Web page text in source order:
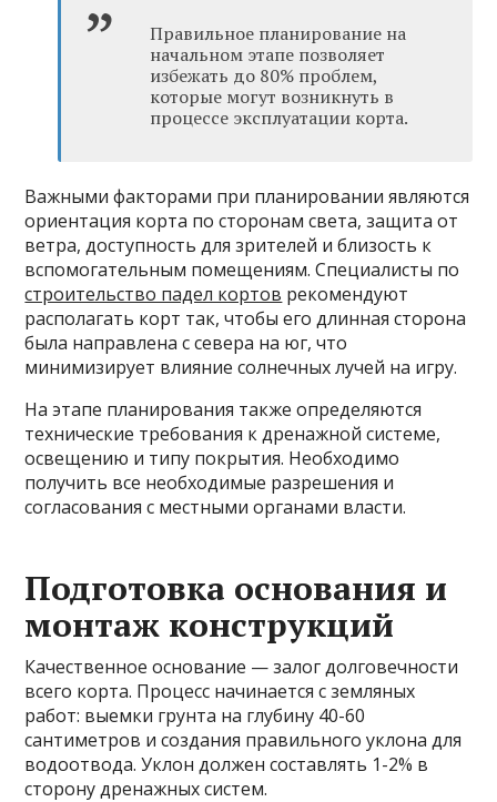
Правильное планирование на
начальном этапе позволяет
избежать до 80% проблем,
которые могут возникнуть в
процессе эксплуатации корта.
Важными факторами при планировании являются
ориентация корта по сторонам света, защита от
ветра, доступность для зрителей и близость к
вспомогательным помещениям. Специалисты по
строительство падел кортов рекомендуют
располагать корт так, чтобы его длинная сторона
была направлена с севера на юг, что
минимизирует влияние солнечных лучей на игру.
На этапе планирования также определяются
технические требования к дренажной системе,
освещению и типу покрытия. Необходимо
получить все необходимые разрешения и
согласования с местными органами власти.
Подготовка основания и
монтаж конструкций
Качественное основание — залог долговечности
всего корта. Процесс начинается с земляных
работ: выемки грунта на глубину 40-60
сантиметров и создания правильного уклона для
водоотвода. Уклон должен составлять 1-2% в
сторону дренажных систем.